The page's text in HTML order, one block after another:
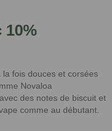
10%
fois douces et corsées
Novaloa
des notes de biscuit et
comme au débutant.